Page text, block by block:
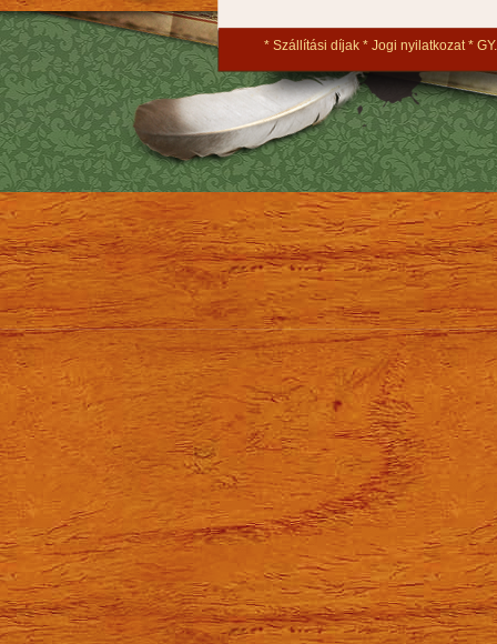
Szállítási díjak Jogi nyilatkozat